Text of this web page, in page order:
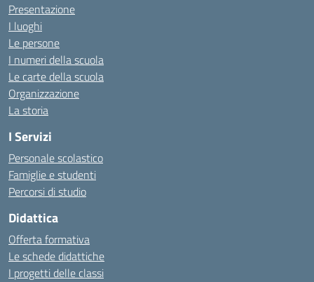
Presentazione
I luoghi
Le persone
I numeri della scuola
Le carte della scuola
Organizzazione
La storia
I Servizi
Personale scolastico
Famiglie e studenti
Percorsi di studio
Didattica
Offerta formativa
Le schede didattiche
I progetti delle classi